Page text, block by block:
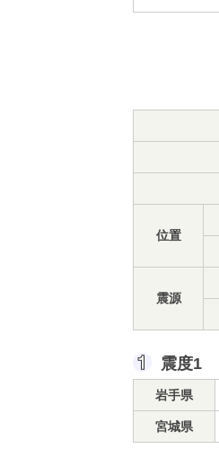
位置
震源
震度1
岩手県
宮城県